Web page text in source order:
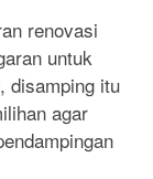
renovasi
untuk
disamping itu
agar